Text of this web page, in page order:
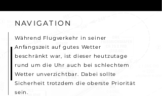
NAVIGATION
Während Flugverkehr in seiner
Anfangszeit auf gutes Wetter
beschränkt war, ist dieser heutzutage
rund um die Uhr auch bei schlechtem
Wetter unverzichtbar. Dabei sollte
Sicherheit trotzdem die oberste Priorität
sein.